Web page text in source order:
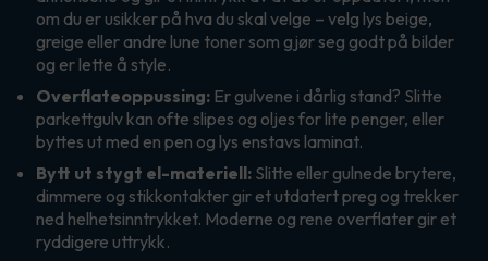
om du er usikker på hva du skal velge – velg lys beige,
greige eller andre lune toner som gjør seg godt på bilder
og er lette å style.
Overflateoppussing: Er gulvene i dårlig stand? Slitte
parkettgulv kan ofte slipes og oljes for lite penger, eller
byttes ut med en pen og lys enstavs laminat.
Bytt ut stygt el-materiell: Slitte eller gulnede brytere,
dimmere og stikkontakter gir et utdatert preg og trekker
ned helhetsinntrykket. Moderne og rene overflater gir et
ryddigere uttrykk.